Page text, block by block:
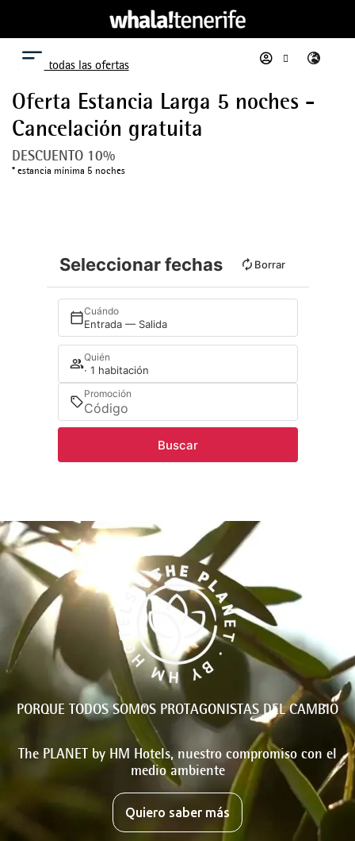
Ver todas las ofertas
Oferta Estancia Larga 5 noches -
Cancelación gratuita
DESCUENTO 10%
estancia mínima 5 noches
Seleccionar fechas Borrar
Cuándo
Entrada — Salida
Quién
· 1 habitación
Promoción
Buscar
PORQUE TODOS SOMOS PROTAGONISTAS DEL CAMBIO
The PLANET by HM Hotels, nuestro compromiso con el
medio ambiente
Quiero saber más